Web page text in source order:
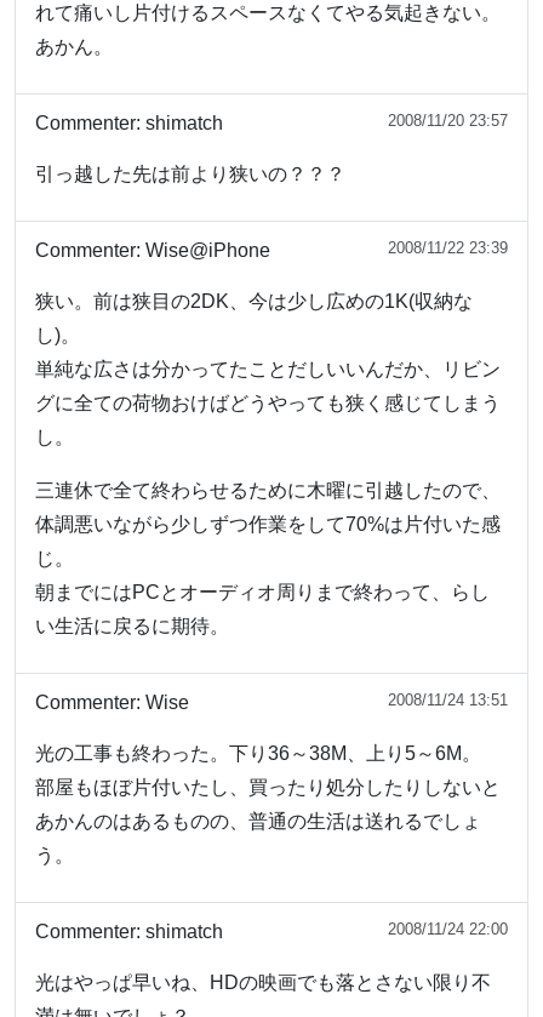
れて痛いし片付けるスペースなくてやる気起きない。
あかん。
Commenter: shimatch 2008/11/20 23:57
引っ越した先は前より狭いの？？？
Commenter: Wise@iPhone 2008/11/22 23:39
狭い。前は狭目の2DK、今は少し広めの1K(収納な
し)。
単純な広さは分かってたことだしいいんだか、リビン
グに全ての荷物おけばどうやっても狭く感じてしまう
し。
三連休で全て終わらせるために木曜に引越したので、
体調悪いながら少しずつ作業をして70%は片付いた感
じ。
朝までにはPCとオーディオ周りまで終わって、らし
い生活に戻るに期待。
Commenter: Wise 2008/11/24 13:51
光の工事も終わった。下り36～38M、上り5～6M。
部屋もほぼ片付いたし、買ったり処分したりしないと
あかんのはあるものの、普通の生活は送れるでしょ
う。
Commenter: shimatch 2008/11/24 22:00
光はやっぱ早いね、HDの映画でも落とさない限り不